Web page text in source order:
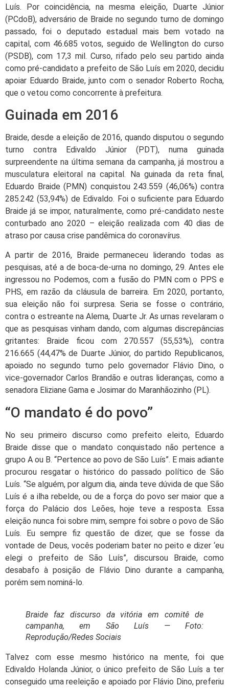
Luís. Por coincidência, na mesma eleição, Duarte Júnior
(PCdoB), adversário de Braide no segundo turno de domingo
passado, foi o deputado estadual mais bem votado na
capital, com 46.685 votos, seguido de Wellington do curso
(PSDB), com 17,3 mil. Curso, rifado pelo seu partido ainda
como pré-candidato a prefeito de São Luís em 2020, decidiu
apoiar Eduardo Braide, junto com o senador Roberto Rocha,
que o vetou como concorrente à prefeitura.
Guinada em 2016
Braide, desde a eleição de 2016, quando disputou o segundo
turno contra Edivaldo Júnior (PDT), numa guinada
surpreendente na última semana da campanha, já mostrou a
musculatura eleitoral na capital. Na guinada da reta final,
Eduardo Braide (PMN) conquistou 243.559 (46,06%) contra
285.242 (53,94%) de Edivaldo. Foi o suficiente para Eduardo
Braide já se impor, naturalmente, como pré-candidato neste
conturbado ano 2020 – eleição realizada com 40 dias de
atraso por causa crise pandêmica do coronavírus.
A partir de 2016, Braide permaneceu liderando todas as
pesquisas, até a de boca-de-urna no domingo, 29. Antes ele
ingressou no Podemos, com a fusão do PMN com o PPS e
PHS, em razão da cláusula de barreira. Em 2020, portanto,
sua eleição não foi surpresa. Seria se fosse o contrário,
contra o estreante na Alema, Duarte Jr. As urnas revelaram o
que as pesquisas vinham dando, com algumas discrepâncias
gritantes: Braide ficou com 270.557 (55,53%), contra
216.665 (44,47% de Duarte Júnior, do partido Republicanos,
apoiado no segundo turno pelo governador Flávio Dino, o
vice-governador Carlos Brandão e outras lideranças, como a
senadora Eliziane Gama e Josimar do Maranhãozinho (PL).
“O mandato é do povo”
No seu primeiro discurso como prefeito eleito, Eduardo
Braide disse que o mandato conquistado não pertence a
grupo A ou B. “Pertence ao povo de São Luís”. E mais adiante
procurou resgatar o histórico do passado político de São
Luís. “Se alguém, por algum dia, ainda teve dúvida de que São
Luís é a ilha rebelde, ou de a força do povo ser maior que a
força do Palácio dos Leões, hoje teve a resposta. Essa
eleição nunca foi sobre mim, sempre foi sobre o povo de São
Luís. Eu sempre fiz questão de dizer, que se fosse da
vontade de Deus, vocês poderiam bater no peito e dizer ‘eu
elegi o prefeito de São Luís”, discursou Braide, como
desabafo à posição de Flávio Dino durante a campanha,
porém sem nominá-lo.
Braide faz discurso da vitória em comitê de
campanha, em São Luís — Foto:
Reprodução/Redes Sociais
Talvez com esse mesmo histórico na mente, foi que
Edivaldo Holanda Júnior, o único prefeito de São Luís a ter
conseguido uma reeleição e apoiado por Flávio Dino, preferiu